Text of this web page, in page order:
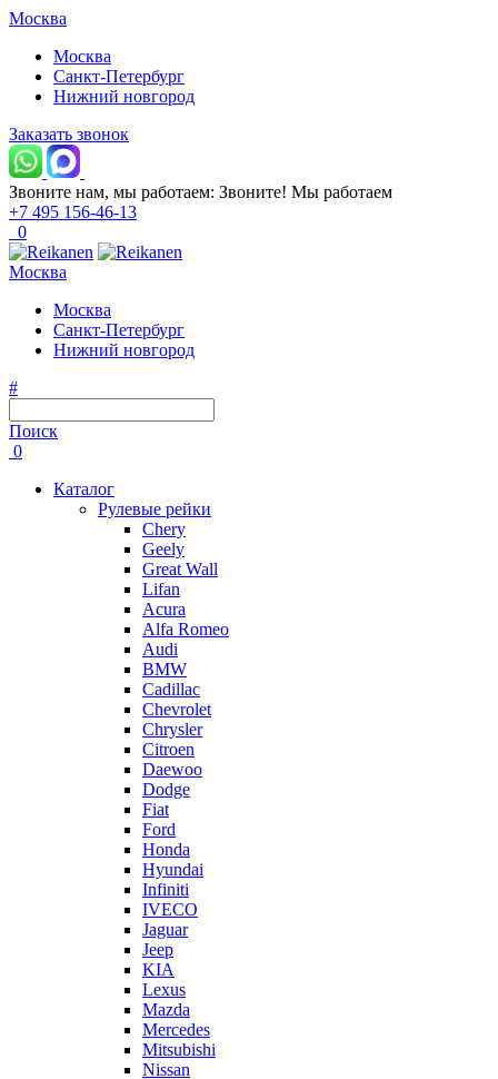
Москва
Москва
Санкт-Петербург
Нижний новгород
Заказать звонок
Звоните нам, мы работаем: Звоните! Мы работаем
+7 495 156-46-13
0
Москва
Москва
Санкт-Петербург
Нижний новгород
#
Поиск
0
Каталог
Рулевые рейки
Chery
Geely
Great Wall
Lifan
Acura
Alfa Romeo
Audi
BMW
Cadillac
Chevrolet
Chrysler
Citroen
Daewoo
Dodge
Fiat
Ford
Honda
Hyundai
Infiniti
IVECO
Jaguar
Jeep
KIA
Lexus
Mazda
Mercedes
Mitsubishi
Nissan